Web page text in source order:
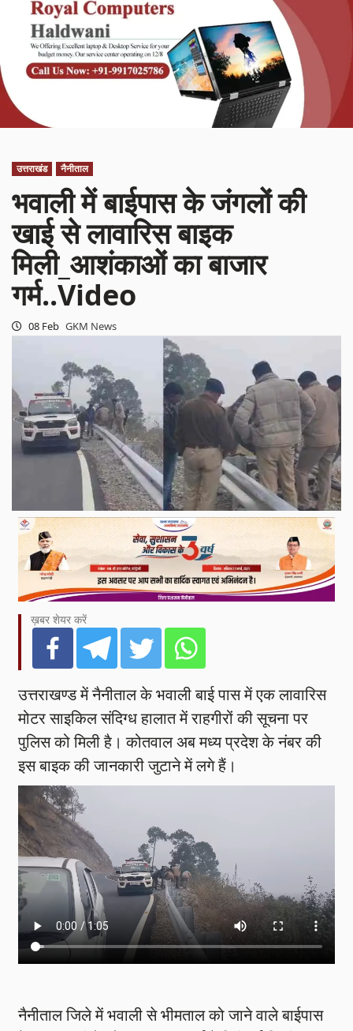
उत्तराखंड नैनीताल
भवाली में बाईपास के जंगलों की
खाई से लावारिस बाइक
मिली_आशंकाओं का बाजार
गर्म..Video
08 Feb GKM News
ख़बर शेयर करें
उत्तराखण्ड में नैनीताल के भवाली बाई पास में एक लावारिस
मोटर साइकिल संदिग्ध हालात में राहगीरों की सूचना पर
पुलिस को मिली है। कोतवाल अब मध्य प्रदेश के नंबर की
इस बाइक की जानकारी जुटाने में लगे हैं।
नैनीताल जिले में भवाली से भीमताल को जाने वाले बाईपास